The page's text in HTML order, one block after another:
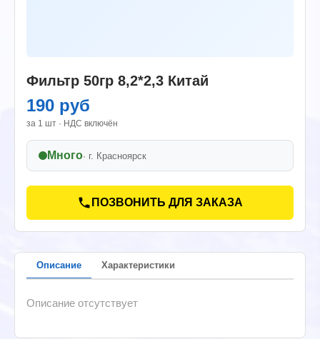
Фильтр 50гр 8,2*2,3 Китай
190 руб
за 1 шт · НДС включён
Много· г. Красноярск
ПОЗВОНИТЬ ДЛЯ ЗАКАЗА
Описание Характеристики
Описание отсутствует